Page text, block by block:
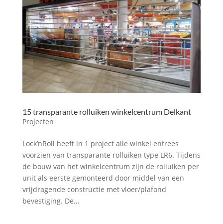
15 transparante rolluiken winkelcentrum Delkant
Projecten
Lock’nRoll heeft in 1 project alle winkel entrees
voorzien van transparante rolluiken type LR6. Tijdens
de bouw van het winkelcentrum zijn de rolluiken per
unit als eerste gemonteerd door middel van een
vrijdragende constructie met vloer/plafond
bevestiging. De...